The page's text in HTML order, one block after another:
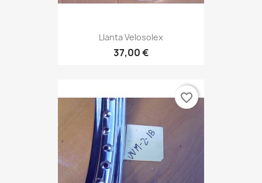
Llanta Velosolex
37,00 €
favorite_border